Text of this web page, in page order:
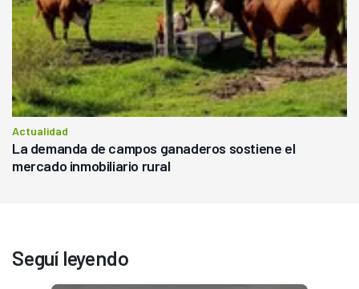
Actualidad
La demanda de campos ganaderos sostiene el
mercado inmobiliario rural
Seguí leyendo